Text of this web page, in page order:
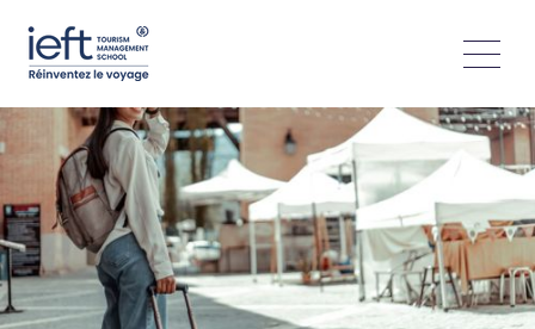
En futur pro, vous avez conscience que le tourisme de
demain sera plus respectueux et vertueux. La clé ? Le
management du tourisme durable !
Le tourisme durable, ça vous parle ? Le contraire est tout
simplement impossible au vu des enjeux actuels et à venir.
L’ensemble des acteurs est en effet concerné par le
management du tourisme durable, vous y compris. Car oui,
en tant que futur professionnel engagé, vous savez que
vous devez faire preuve de créativité et d’innovation pour